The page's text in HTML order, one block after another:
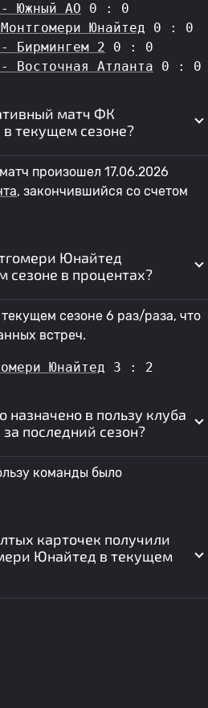
- Южный АО 0 : 0
Юнайтед 0 : 0
Бирмингем 2 0 : 0
Восточная Атланта 0 : 0
матч ФК
текущем сезоне?
произошел 17.06.2026
, закончившийся со счетом
Юнайтед
сезоне в процентах?
сезоне 6 раз/раза, что
встреч.
Юнайтед 3 : 2
назначено в пользу клуба
последний сезон?
команды было
карточек получили
Юнайтед в текущем